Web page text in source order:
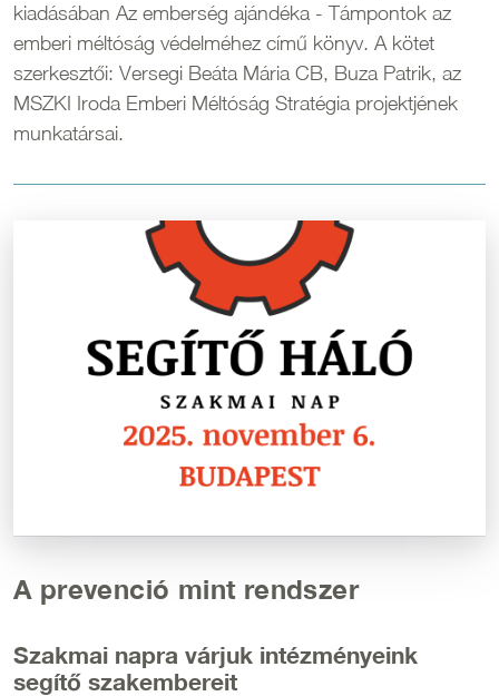
kiadásában Az emberség ajándéka - Támpontok az
emberi méltóság védelméhez című könyv. A kötet
szerkesztői: Versegi Beáta Mária CB, Buza Patrik, az
MSZKI Iroda Emberi Méltóság Stratégia projektjének
munkatársai.
A prevenció mint rendszer
Szakmai napra várjuk intézményeink
segítő szakembereit